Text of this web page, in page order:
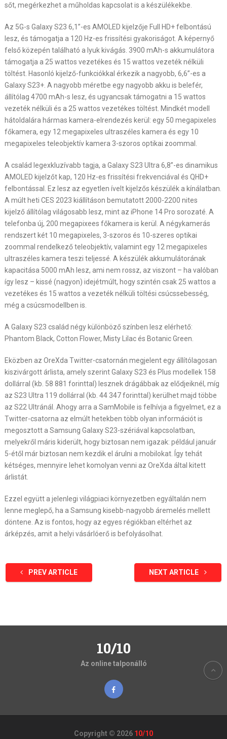
sőt, megérkezhet a műholdas kapcsolat is a készülékekbe.
Az 5G-s Galaxy S23 6,1”-es AMOLED kijelzője Full HD+ felbontású
lesz, és támogatja a 120 Hz-es frissítési gyakoriságot. A képernyő
felső közepén található a lyuk kivágás. 3900 mAh-s akkumulátora
támogatja a 25 wattos vezetékes és 15 wattos vezeték nélküli
töltést. Hasonló kijelző-funkciókkal érkezik a nagyobb, 6,6”-es a
Galaxy S23+. A nagyobb méretbe egy nagyobb akku is belefér,
állítólag 4700 mAh-s lesz, és ugyancsak támogatni a 15 wattos
vezeték nélküli és a 25 wattos vezetékes töltést. Mindkét modell
hátoldalára hármas kamera-elrendezés kerül: egy 50 megapixeles
főkamera, egy 12 megapixeles ultraszéles kamera és egy 10
megapixeles teleobjektív kamera 3-szoros optikai zoommal.
A család legexkluzívabb tagja, a Galaxy S23 Ultra 6,8”-es dinamikus
AMOLED kijelzőt kap, 120 Hz-es frissítési frekvenciával és QHD+
felbontással. Ez lesz az egyetlen ívelt kijelzős készülék a kínálatban.
A múlt heti CES 2023 kiállításon bemutatott 2000-2200 nites
kijelző állítólag világosabb lesz, mint az iPhone 14 Pro sorozaté. A
telefonba új, 200 megapixees főkamera is kerül. A négykamerás
rendszert két 10 megapixeles, 3-szoros és 10-szeres optikai
zoommal rendelkező teleobjektív, valamint egy 12 megapixeles
ultraszéles kamera teszi teljessé. A készülék akkumulátorának
kapacitása 5000 mAh lesz, ami nem rossz, az viszont – ha valóban
így lesz – kissé (nagyon) idejétmúlt, hogy szintén csak 25 wattos a
vezetékes és 15 wattos a vezeték nélküli töltési csúcssebesség,
még a csúcsmodellben is.
A Galaxy S23 család négy különböző színben lesz elérhető:
Phantom Black, Cotton Flower, Misty Lilac és Botanic Green.
Eközben az OreXda Twitter-csatornán megjelent egy állítólagosan
kiszivárgott árlista, amely szerint Galaxy S23 és Plus modellek 158
dollárral (kb. 58 881 forinttal) lesznek drágábbak az elődjeiknél, míg
az S23 Ultra 119 dollárral (kb. 44 347 forinttal) kerülhet majd többe
az S22 Ultránál. Ahogy arra a SamMobile is felhívja a figyelmet, ez a
Twitter-csatorna az elmúlt hetekben több olyan információt is
megosztott a Samsung Galaxy S23-szériával kapcsolatban,
melyekről máris kiderült, hogy biztosan nem igazak: például január
5-étől már biztosan nem kezdik el árulni a mobilokat. Így tehát
kétséges, mennyire lehet komolyan venni az OreXda által kitett
árlistát.
Ezzel együtt a jelenlegi világpiaci környezetben egyáltalán nem
lenne meglepő, ha a Samsung kisebb-nagyobb áremelés mellett
döntene. Az is fontos, hogy az egyes régiókban eltérhet az
árképzés, amit a helyi vásárlóerő is befolyásolhat.
PREV ARTICLE NEXT ARTICLE
10/10
Az online talponálló
Copyright © 2026 10/10